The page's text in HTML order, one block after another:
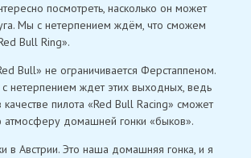
посмотреть, насколько он может
Мы с нетерпением ждём, что сможем
Bull Ring».
Bull» не ограничивается Ферстаппеном.
нетерпением ждет этих выходных, ведь
пилота «Red Bull Racing» сможет
атмосферу домашней гонки «быков».
в Австрии. Это наша домашняя гонка, и я